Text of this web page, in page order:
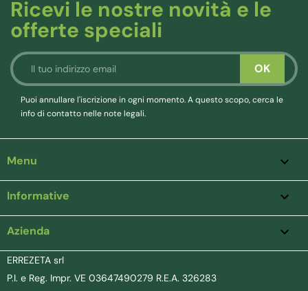
Ricevi le nostre novità e le
offerte speciali
Puoi annullare l'iscrizione in ogni momento. A questo scopo, cerca le
info di contatto nelle note legali.
Menu 
Informative 
Azienda keyboard_arrow_down
ERREZETA srl
P.I. e Reg. Impr. VE 03647490279 R.E.A. 326283